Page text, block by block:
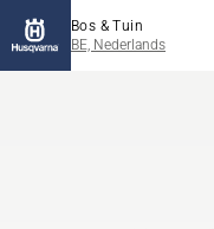
Bos & Tuin
BE, Nederlands